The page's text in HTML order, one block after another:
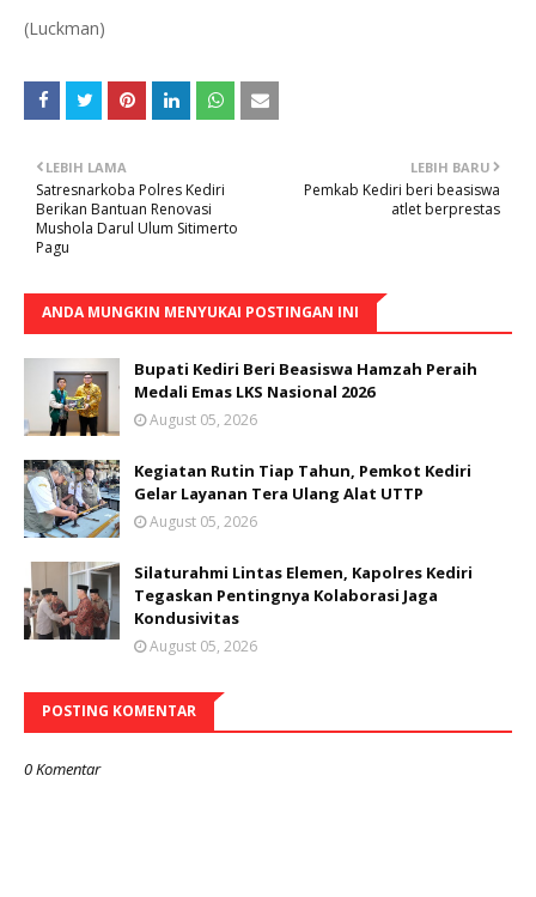
(Luckman)
LEBIH BARU
Pemkab Kediri beri beasiswa
atlet berprestas
LEBIH LAMA
Satresnarkoba Polres Kediri
Berikan Bantuan Renovasi
Mushola Darul Ulum Sitimerto
Pagu
ANDA MUNGKIN MENYUKAI POSTINGAN INI
Bupati Kediri Beri Beasiswa Hamzah Peraih
Medali Emas LKS Nasional 2026
August 05, 2026
Kegiatan Rutin Tiap Tahun, Pemkot Kediri
Gelar Layanan Tera Ulang Alat UTTP
August 05, 2026
Silaturahmi Lintas Elemen, Kapolres Kediri
Tegaskan Pentingnya Kolaborasi Jaga
Kondusivitas
August 05, 2026
POSTING KOMENTAR
0 Komentar